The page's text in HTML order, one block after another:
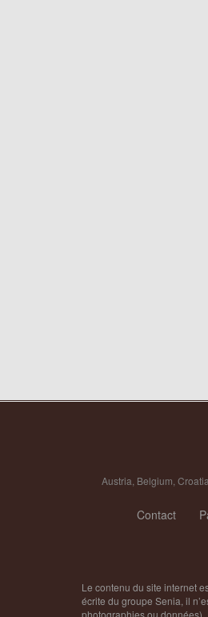
Austria, Belgium,
Contact
Le contenu du site internet
écrite du groupe Senia, il